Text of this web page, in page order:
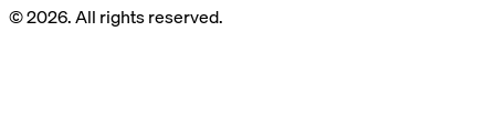
© 2026. All rights reserved.